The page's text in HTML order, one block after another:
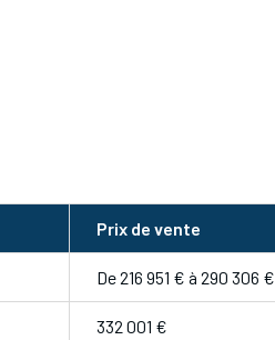
Prix de vente
De 216 951 € à 290 306 €
332 001 €